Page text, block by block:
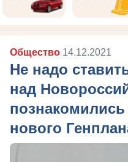
Общество 14.12.2021
Не надо
над
познакомились
нового